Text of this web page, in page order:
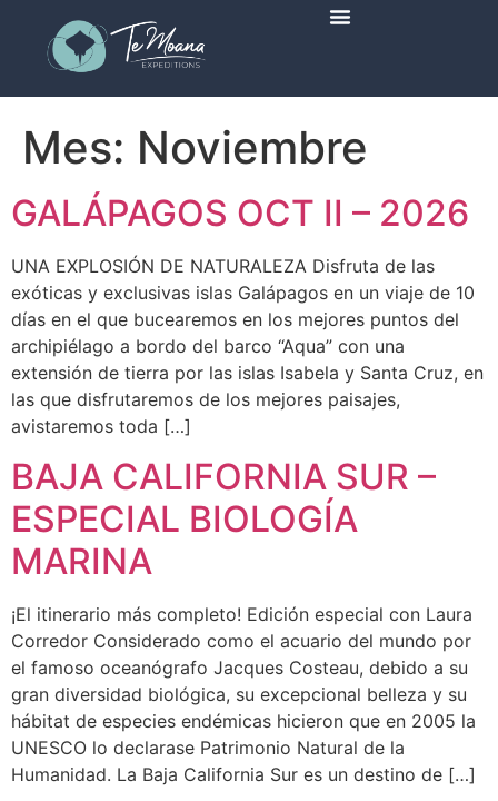
Mes: Noviembre
GALÁPAGOS OCT II – 2026
UNA EXPLOSIÓN DE NATURALEZA Disfruta de las
exóticas y exclusivas islas Galápagos en un viaje de 10
días en el que bucearemos en los mejores puntos del
archipiélago a bordo del barco “Aqua” con una
extensión de tierra por las islas Isabela y Santa Cruz, en
las que disfrutaremos de los mejores paisajes,
avistaremos toda […]
BAJA CALIFORNIA SUR –
ESPECIAL BIOLOGÍA
MARINA
¡El itinerario más completo! Edición especial con Laura
Corredor Considerado como el acuario del mundo por
el famoso oceanógrafo Jacques Costeau, debido a su
gran diversidad biológica, su excepcional belleza y su
hábitat de especies endémicas hicieron que en 2005 la
UNESCO lo declarase Patrimonio Natural de la
Humanidad. La Baja California Sur es un destino de […]